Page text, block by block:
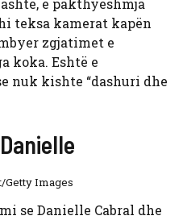
e pakthyeshmja
teksa kamerat kapën
zgjatimet e
koka. Eshtë e
nuk kishte “dashuri dhe
Getty Images
se Danielle Cabral dhe